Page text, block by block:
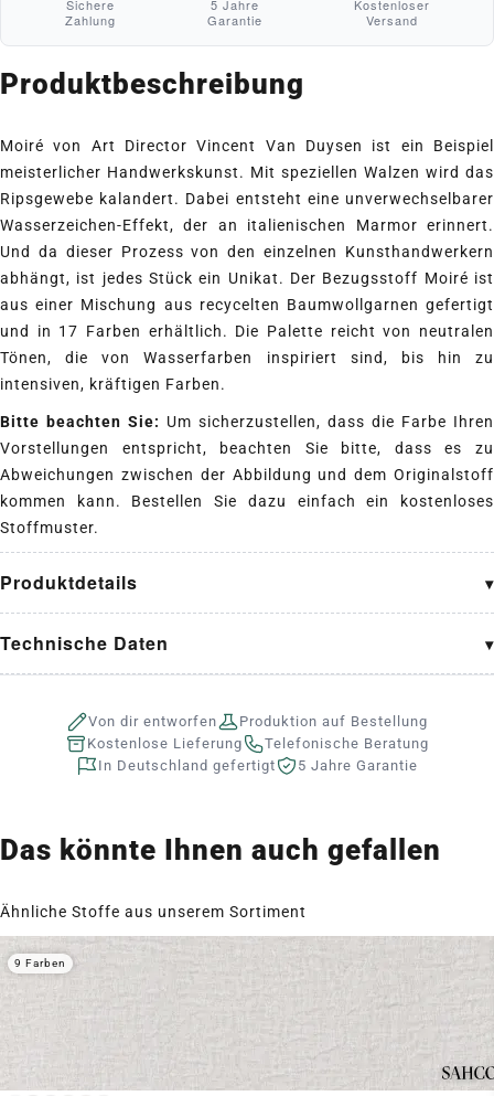
Sichere
Zahlung
5 Jahre
Garantie
Kostenloser
Versand
Produktbeschreibung
Moiré von Art Director Vincent Van Duysen ist ein Beispiel
meisterlicher Handwerkskunst. Mit speziellen Walzen wird das
Ripsgewebe kalandert. Dabei entsteht eine unverwechselbarer
Wasserzeichen-Effekt, der an italienischen Marmor erinnert.
Und da dieser Prozess von den einzelnen Kunsthandwerkern
abhängt, ist jedes Stück ein Unikat. Der Bezugsstoff Moiré ist
aus einer Mischung aus recycelten Baumwollgarnen gefertigt
und in 17 Farben erhältlich. Die Palette reicht von neutralen
Tönen, die von Wasserfarben inspiriert sind, bis hin zu
intensiven, kräftigen Farben.
Bitte beachten Sie: Um sicherzustellen, dass die Farbe Ihren
Vorstellungen entspricht, beachten Sie bitte, dass es zu
Abweichungen zwischen der Abbildung und dem Originalstoff
kommen kann. Bestellen Sie dazu einfach ein kostenloses
Stoffmuster.
Produktdetails
Technische Daten
Von dir entworfen
Produktion auf Bestellung
Kostenlose Lieferung
Telefonische Beratung
In Deutschland gefertigt
5 Jahre Garantie
Das könnte Ihnen auch gefallen
Ähnliche Stoffe aus unserem Sortiment
9 Farben